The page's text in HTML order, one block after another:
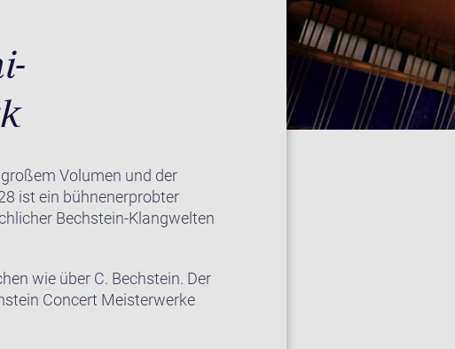
Volumen und der
ist ein bühnenerprobter
Bechstein-Klangwelten
wie über C. Bechstein. Der
Concert Meisterwerke